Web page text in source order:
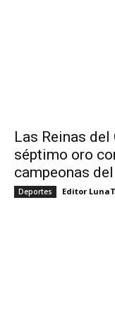
Las Reinas del
séptimo oro
campeonas
Deportes Editor